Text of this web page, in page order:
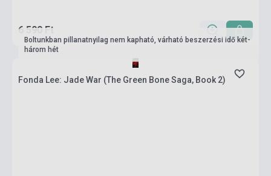
6 590 Ft
Boltunkban pillanatnyilag nem kapható, várható beszerzési idő két-
három hét
Fonda Lee: Jade War (The Green Bone Saga, Book 2)